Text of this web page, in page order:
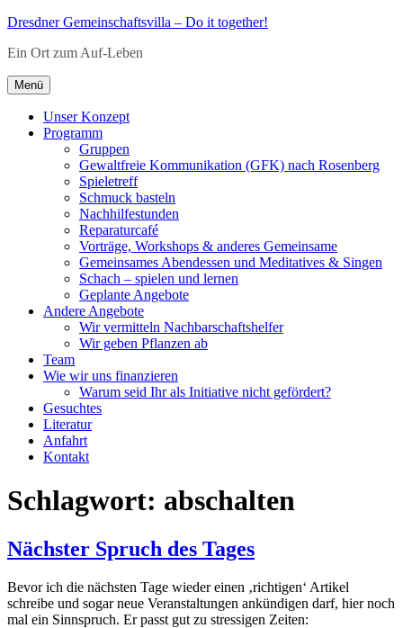
Zum
springen
Dresdner Gemeinschaftsvilla – Do it together!
Ein Ort zum Auf-Leben
Menü
Unser Konzept
Programm
Gruppen
Gewaltfreie Kommunikation (GFK) nach Rosenberg
Spieletreff
Schmuck basteln
Nachhilfestunden
Reparaturcafé
Vorträge, Workshops & anderes Gemeinsame
Gemeinsames Abendessen und Meditatives & Singen
Schach – spielen und lernen
Geplante Angebote
Andere Angebote
Wir vermitteln Nachbarschaftshelfer
Wir geben Pflanzen ab
Team
Wie wir uns finanzieren
Warum seid Ihr als Initiative nicht gefördert?
Gesuchtes
Literatur
Anfahrt
Kontakt
Schlagwort: abschalten
Nächster Spruch des Tages
Bevor ich die nächsten Tage wieder einen ‚richtigen‘ Artikel
schreibe und sogar neue Veranstaltungen ankündigen darf, hier noch
mal ein Sinnspruch. Er passt gut zu stressigen Zeiten: